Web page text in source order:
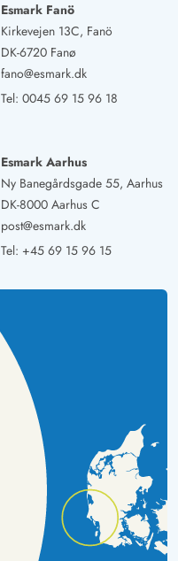
Esmark Fanö
Kirkevejen 13C, Fanö
DK-6720 Fanø
fano@esmark.dk
Tel: 0045 69 15 96 18
Esmark Aarhus
Ny Banegårdsgade 55, Aarhus
DK-8000 Aarhus C
post@esmark.dk
Tel: +45 69 15 96 15